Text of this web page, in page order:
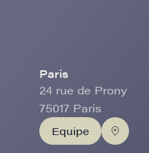
Paris
24 rue de Prony
75017 Paris
Equipe